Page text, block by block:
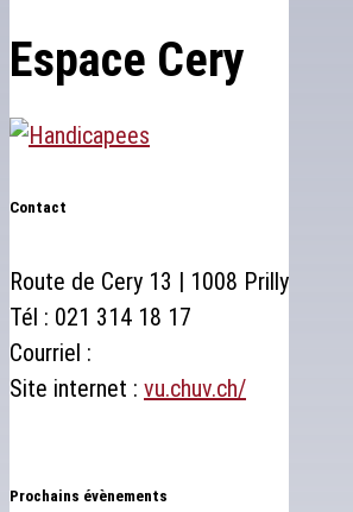
Espace Cery
Contact
Route de Cery 13 | 1008 Prilly
Tél : 021 314 18 17
Courriel :
Site internet : vu.chuv.ch/
Prochains évènements